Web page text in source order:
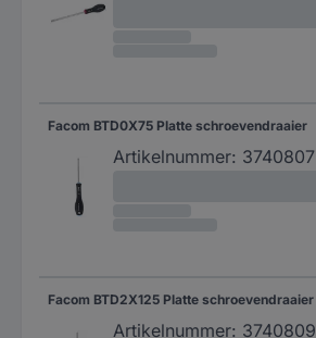
Facom BTD0X75 Platte schroevendraaier
Artikelnummer: 3740807
Facom BTD2X125 Platte schroevendraaier
Artikelnummer: 3740809